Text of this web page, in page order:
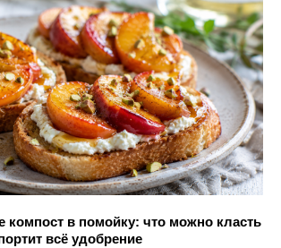
компост в помойку: что можно класть
всё удобрение